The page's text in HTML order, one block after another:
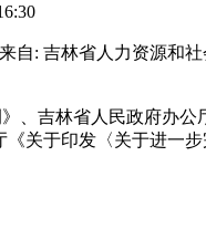
来自: 吉林省人力资源和
、吉林省人民政府办
关于印发〈关于进一步